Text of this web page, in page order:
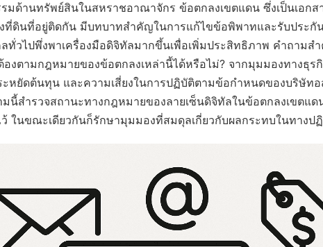
มด้านทรัพย์สินในสหราชอาณาจักร ข้อตกลงเขตแดน ซึ่งเป็นเอกส
ที่ดินที่อยู่ติดกัน มีบทบาทสำคัญในการแก้ไขข้อพิพาทและรับประกัน
ทั่วไปพึ่งพาเครื่องมือดิจิทัลมากขึ้นเพื่อเพิ่มประสิทธิภาพ คำถามส
งตามกฎหมายของข้อตกลงเหล่านี้ได้หรือไม่? จากมุมมองทางธุร
ะหยัดต้นทุน และความเสี่ยงในการปฏิบัติตามข้อกำหนดของบริษัท
นี้สำรวจสถานะทางกฎหมายของลายเซ็นดิจิทัลในข้อตกลงเขตแ
ในขณะเดียวกันก็รักษามุมมองที่สมดุลเกี่ยวกับผลกระทบในทางป